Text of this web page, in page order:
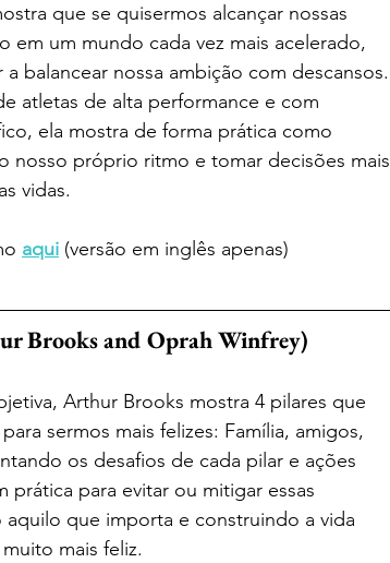
que se quisermos alcançar nossas
em um mundo cada vez mais acelerado,
balancear nossa ambição com descansos.
atletas de alta performance e com
ela mostra de forma prática como
nosso próprio ritmo e tomar decisões mais
vidas.
aqui (versão em inglês apenas)
Brooks and Oprah Winfrey)
Arthur Brooks mostra 4 pilares que
sermos mais felizes: Família, amigos,
os desafios de cada pilar e ações
prática para evitar ou mitigar essas
aquilo que importa e construindo a vida
mais feliz.